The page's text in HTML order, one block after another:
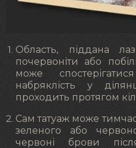
Область, піддана
почервоніти або
може
набряклість у
проходить протягом
Сам татуаж може
зеленого або
червоні брови